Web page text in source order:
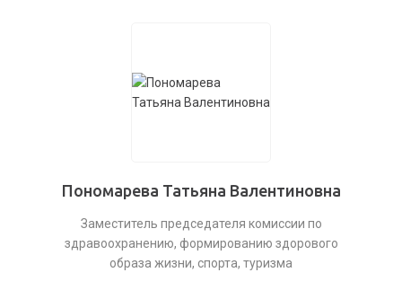
Пономарева Татьяна Валентиновна
Заместитель председателя комиссии по
здравоохранению, формированию здорового
образа жизни, спорта, туризма